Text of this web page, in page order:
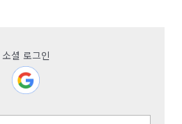
소셜 로그인